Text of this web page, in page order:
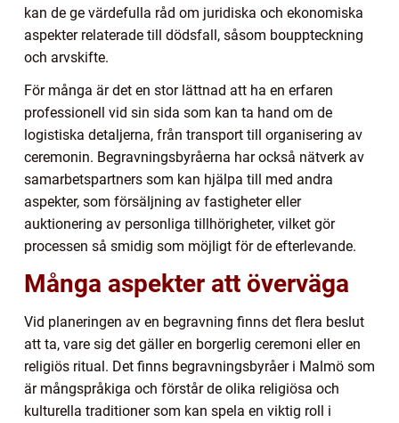
kan de ge värdefulla råd om juridiska och ekonomiska
aspekter relaterade till dödsfall, såsom bouppteckning
och arvskifte.
För många är det en stor lättnad att ha en erfaren
professionell vid sin sida som kan ta hand om de
logistiska detaljerna, från transport till organisering av
ceremonin. Begravningsbyråerna har också nätverk av
samarbetspartners som kan hjälpa till med andra
aspekter, som försäljning av fastigheter eller
auktionering av personliga tillhörigheter, vilket gör
processen så smidig som möjligt för de efterlevande.
Många aspekter att överväga
Vid planeringen av en begravning finns det flera beslut
att ta, vare sig det gäller en borgerlig ceremoni eller en
religiös ritual. Det finns begravningsbyråer i Malmö som
är mångspråkiga och förstår de olika religiösa och
kulturella traditioner som kan spela en viktig roll i